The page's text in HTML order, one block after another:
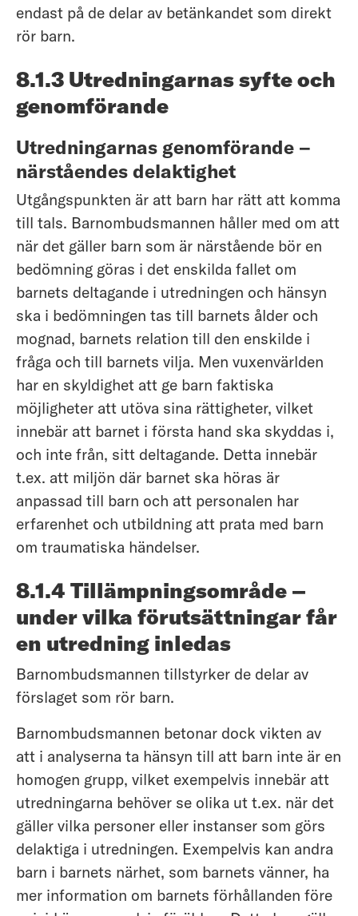
endast på de delar av betänkandet som direkt
rör barn.
8.1.3 Utredningarnas syfte och
genomförande
Utredningarnas genomförande –
närståendes delaktighet
Utgångspunkten är att barn har rätt att komma
till tals. Barnombudsmannen håller med om att
när det gäller barn som är närstående bör en
bedömning göras i det enskilda fallet om
barnets deltagande i utredningen och hänsyn
ska i bedömningen tas till barnets ålder och
mognad, barnets relation till den enskilde i
fråga och till barnets vilja. Men vuxenvärlden
har en skyldighet att ge barn faktiska
möjligheter att utöva sina rättigheter, vilket
innebär att barnet i första hand ska skyddas i,
och inte från, sitt deltagande. Detta innebär
t.ex. att miljön där barnet ska höras är
anpassad till barn och att personalen har
erfarenhet och utbildning att prata med barn
om traumatiska händelser.
8.1.4 Tillämpningsområde –
under vilka förutsättningar får
en utredning inledas
Barnombudsmannen tillstyrker de delar av
förslaget som rör barn.
Barnombudsmannen betonar dock vikten av
att i analyserna ta hänsyn till att barn inte är en
homogen grupp, vilket exempelvis innebär att
utredningarna behöver se olika ut t.ex. när det
gäller vilka personer eller instanser som görs
delaktiga i utredningen. Exempelvis kan andra
barn i barnets närhet, som barnets vänner, ha
mer information om barnets förhållanden före